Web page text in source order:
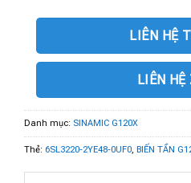
LIÊN HỆ
LIÊN HỆ
Danh mục: SINAMIC G120X
Thẻ: 6SL3220-2YE48-0UF0, BIẾN TẦN